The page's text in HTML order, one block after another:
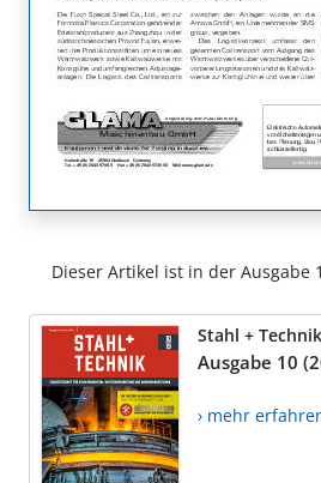
Dieser Artikel ist in der Ausgabe
Stahl + Technik
Ausgabe 10
› mehr